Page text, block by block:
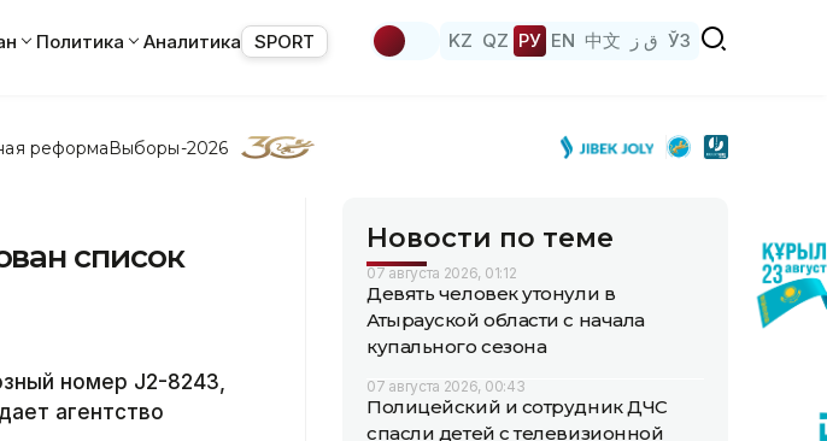
Политика Аналитика SPORT KZ QZ РУ EN 中文 ق ز ЎЗ
реформаВыборы-2026
список
номер J2-8243,
агентство
Новости по теме
07 августа 2026, 01:12
Девять человек утонули в
Атырауской области с начала
купального сезона
07 августа 2026, 00:43
Полицейский и сотрудник ДЧС
спасли детей с телевизионной